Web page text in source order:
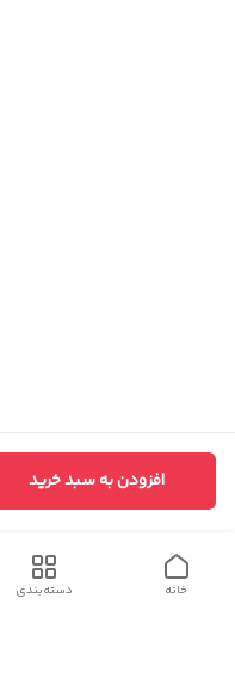
افزودن به سبد خرید
دسته‌بندی خانه